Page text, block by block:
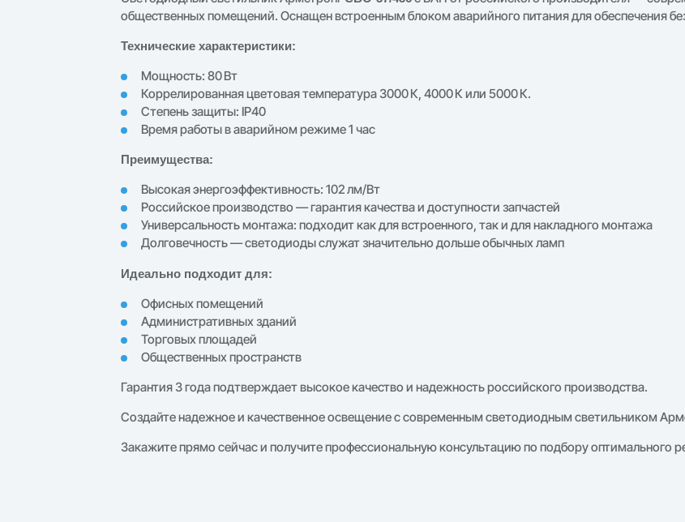
общественных помещений. Оснащен встроенным блоком аварийного питания для обеспечения
Технические характеристики:
Мощность: 80 Вт
Коррелированная цветовая температура 3000 К, 4000 К или 5000 К.
Степень защиты: IP40
Время работы в аварийном режиме 1 час
Преимущества:
Высокая энергоэффективность: 102 лм/Вт
Российское производство — гарантия качества и доступности запчастей
Универсальность монтажа: подходит как для встроенного, так и для накладного монтажа
Долговечность — светодиоды служат значительно дольше обычных ламп
Идеально подходит для:
Офисных помещений
Административных зданий
Торговых площадей
Общественных пространств
Гарантия 3 года подтверждает высокое качество и надежность российского производства.
Создайте надежное и качественное освещение с современным светодиодным светильником
Закажите прямо сейчас и получите профессиональную консультацию по подбору оптимального